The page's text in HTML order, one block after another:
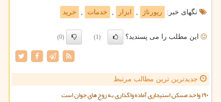
تگهای خبر: رپورتاژ ابزار خدمات خرید
این مطلب را می پسندید؟ (1)
(0)
جدیدترین ترین مطالب مرتبط
۱۹۰ واحد مسکن استیجاری آماده واگذاری به زوج های جوان است